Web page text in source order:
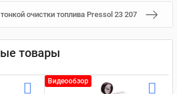
очистки топлива Pressol 23 207
товары
Видеообзор